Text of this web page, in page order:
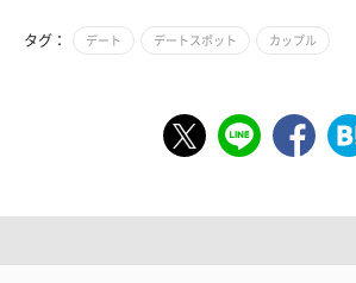
タグ： デート デートスポット カップル